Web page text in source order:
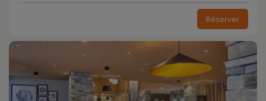
Réserver